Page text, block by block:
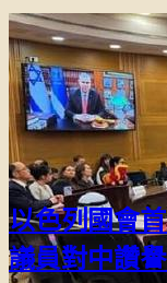
以色列國會
議員對中讚